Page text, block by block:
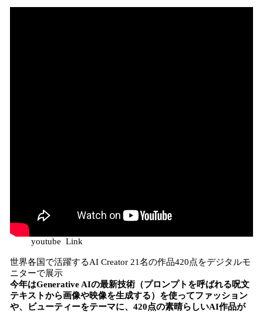
youtube Link
世界各国で活躍するAI Creator 21名の作品420点をデジタルモ
ニターで展示
今年はGenerative AIの最新技術（プロンプトを呼ばれる呪文
テキストから画像や映像を生成する）を使ってファッション
や、ビューティーをテーマに、420点の素晴らしいAI作品が